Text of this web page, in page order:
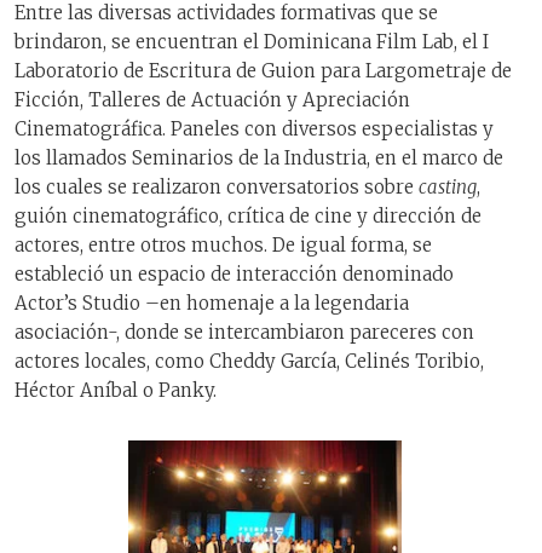
Entre las diversas actividades formativas que se
brindaron, se encuentran el Dominicana Film Lab, el I
Laboratorio de Escritura de Guion para Largometraje de
Ficción, Talleres de Actuación y Apreciación
Cinematográfica. Paneles con diversos especialistas y
los llamados Seminarios de la Industria, en el marco de
los cuales se realizaron conversatorios sobre casting,
guión cinematográfico, crítica de cine y dirección de
actores, entre otros muchos. De igual forma, se
estableció un espacio de interacción denominado
Actor’s Studio –en homenaje a la legendaria
asociación-, donde se intercambiaron pareceres con
actores locales, como Cheddy García, Celinés Toribio,
Héctor Aníbal o Panky.